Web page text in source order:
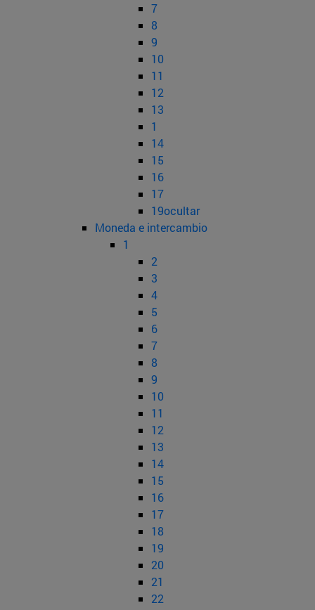
7
8
9
10
11
12
13
1
14
15
16
17
19ocultar
Moneda e intercambio
1
2
3
4
5
6
7
8
9
10
11
12
13
14
15
16
17
18
19
20
21
22